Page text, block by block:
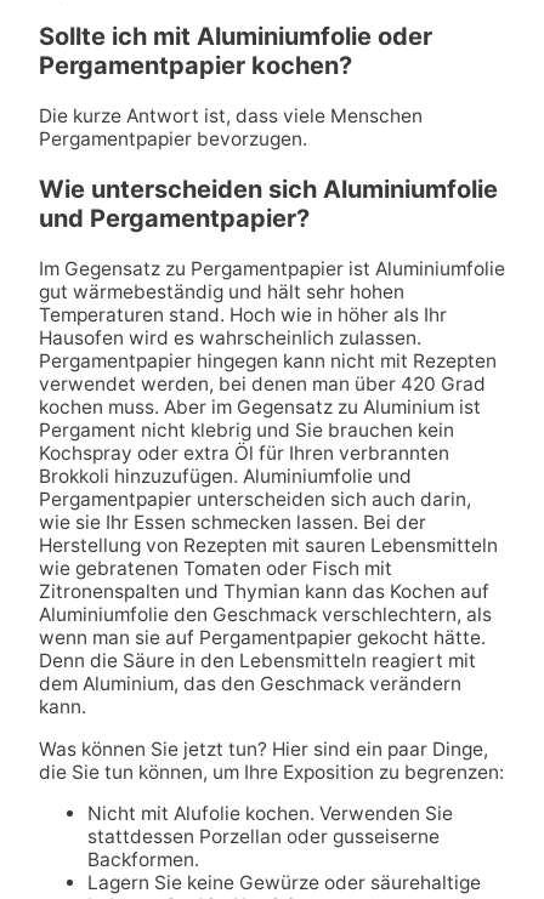
Sollte ich mit Aluminiumfolie oder
Pergamentpapier kochen?
Die kurze Antwort ist, dass viele Menschen
Pergamentpapier bevorzugen.
Wie unterscheiden sich Aluminiumfolie
und Pergamentpapier?
Im Gegensatz zu Pergamentpapier ist Aluminiumfolie
gut wärmebeständig und hält sehr hohen
Temperaturen stand. Hoch wie in höher als Ihr
Hausofen wird es wahrscheinlich zulassen.
Pergamentpapier hingegen kann nicht mit Rezepten
verwendet werden, bei denen man über 420 Grad
kochen muss. Aber im Gegensatz zu Aluminium ist
Pergament nicht klebrig und Sie brauchen kein
Kochspray oder extra Öl für Ihren verbrannten
Brokkoli hinzuzufügen. Aluminiumfolie und
Pergamentpapier unterscheiden sich auch darin,
wie sie Ihr Essen schmecken lassen. Bei der
Herstellung von Rezepten mit sauren Lebensmitteln
wie gebratenen Tomaten oder Fisch mit
Zitronenspalten und Thymian kann das Kochen auf
Aluminiumfolie den Geschmack verschlechtern, als
wenn man sie auf Pergamentpapier gekocht hätte.
Denn die Säure in den Lebensmitteln reagiert mit
dem Aluminium, das den Geschmack verändern
kann.
Was können Sie jetzt tun? Hier sind ein paar Dinge,
die Sie tun können, um Ihre Exposition zu begrenzen:
Nicht mit Alufolie kochen. Verwenden Sie
stattdessen Porzellan oder gusseiserne
Backformen.
Lagern Sie keine Gewürze oder säurehaltige